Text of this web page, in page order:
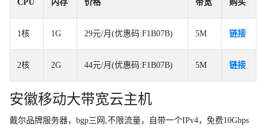
CPU 内存 价格 带宽 购买
1核 1G 29元/月(优惠码:F1B07B) 5M 链接
2核 2G 44元/月(优惠码:F1B07B) 5M 链接
安徽移动大带宽云主机
戴尔品牌服务器，bgp三网,不限流量，自带一个IPv4，免费10Gbps